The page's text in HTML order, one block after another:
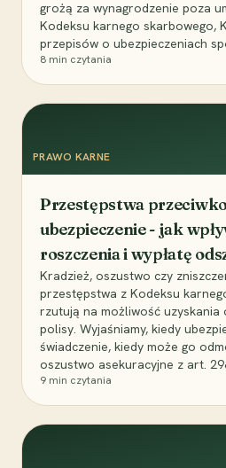
grożą za wynagrodzenie poza
Kodeksu karnego skarbowego,
przepisów o ubezpieczeniach
8 min czytania
PRAWO KARNE
Przestępstwa
ubezpieczenie - jak
roszczenia i wypłatę
Kradzież, oszustwo czy
przestępstwa z Kodeksu
rzutują na możliwość uzyskania
polisy. Wyjaśniamy, kiedy
świadczenie, kiedy może go
oszustwo asekuracyjne z art.
9 min czytania